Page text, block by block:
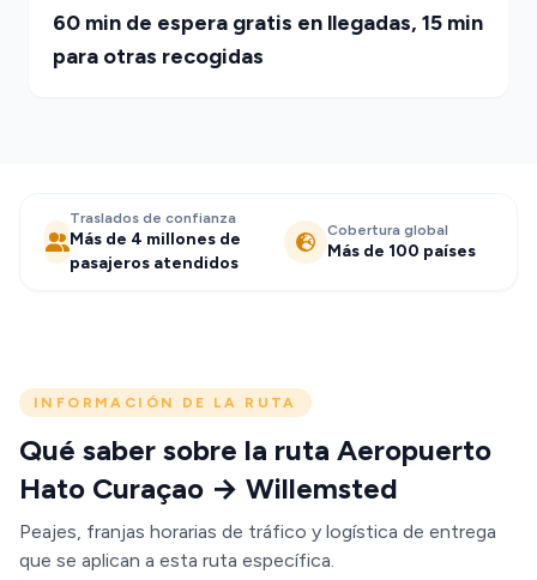
60 min de espera gratis en llegadas, 15 min
para otras recogidas
Traslados de confianza
Más de 4 millones de
pasajeros atendidos
Cobertura global
Más de 100 países
INFORMACIÓN DE LA RUTA
Qué saber sobre la ruta Aeropuerto
Hato Curaçao → Willemsted
Peajes, franjas horarias de tráfico y logística de entrega
que se aplican a esta ruta específica.